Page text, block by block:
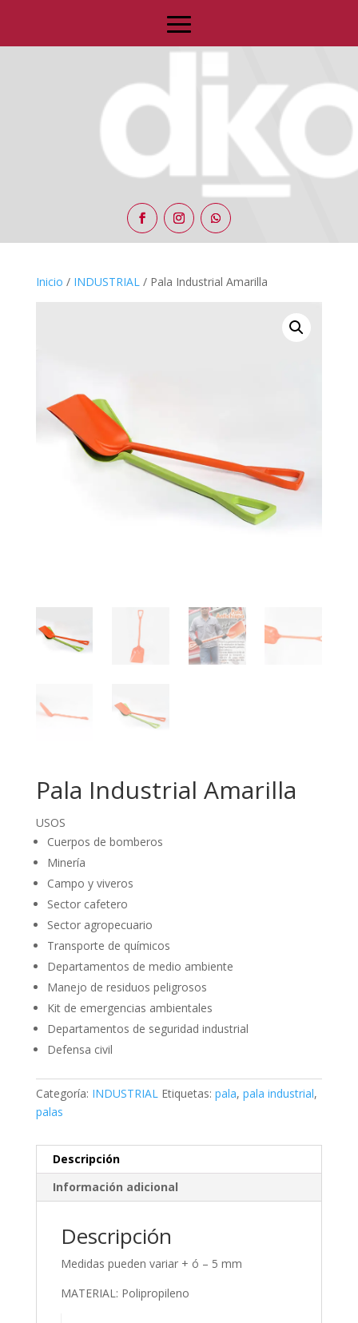
Inicio / INDUSTRIAL/ Pala Industrial Amarilla
Pala Industrial Amarilla
USOS
Cuerpos de bomberos
Minería
Campo y viveros
Sector cafetero
Sector agropecuario
Transporte de químicos
Departamentos de medio ambiente
Manejo de residuos peligrosos
Kit de emergencias ambientales
Departamentos de seguridad industrial
Defensa civil
Categoría: INDUSTRIAL Etiquetas: pala, pala industrial,
palas
Descripción
Información adicional
Descripción
Medidas pueden variar + ó – 5 mm
MATERIAL: Polipropileno